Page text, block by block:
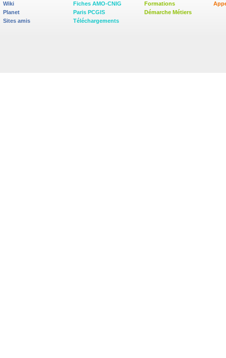
Wiki
Planet
Sites amis
Fiches AMO-CNIG
Paris PCGIS
Téléchargements
Formations
Démarche Métiers